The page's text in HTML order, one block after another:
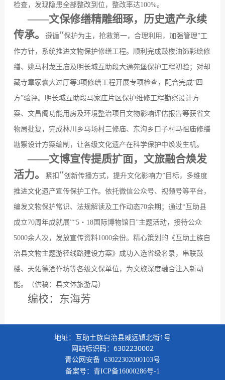
检查，发现隐患全部整改到位，整改率达100%。
——文保修缮精雕细琢，历史遗产永续
传承。
遵循“保护为主，抢救第一，合理利用，加强管理”工
作方针，系统推进文物保护修缮工程。顺利完成鼓楼油饰彩绘修
缮、姚马村龙王庙及明长城互助段大通苑堡保护工程初验；对却
藏寺章家囊大过厅等3项修缮工程开展专项检查，配合完成“四
方”验评。明长城互助段马家庄片区保护维修工程勘察设计方
案、文昌阁功能用房及环境整治项目文物影响评估报告等获省文
物局批复，完成林川乡马场村三修庙、东沟乡口子村马祖庙修缮
勘察设计方案编制，让各级文化遗产在科学保护中焕发生机。
——文博宣传提质扩面，文旅融合焕发
活力。
紧扣 “创新传播方式，提升文化影响力”目标，多维度
推进文化遗产宣传保护工作。依托微信公众号、视频号等平台，
编发文物保护常识、法规解读及工作动态70余期；通过“互助县
成立70周年成就展”“5・ 18国际博物馆日 ”主题活动，接待公众
5000余人次，发放宣传资料1000余份。精心策划的《互助土族自
治县文物主题游径线路建设方案》成功入选省级名录，串联鼓
楼、天佑德酒作坊等各级文保单位，为文旅深度融合注入新动
能。（供稿：县文体旅游局）
编校：东海芳
地址：互助土族自治县威远镇北街1号
网站标识码：6302230002
青公网安备 63022302000103号
备案号： 青ICP备16000286号-1